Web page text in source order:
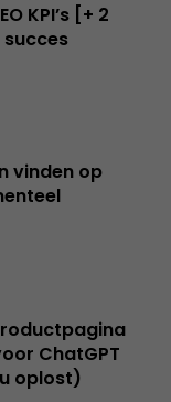
KPI’s [+ 2
vinden op
ChatGPT
oplost)